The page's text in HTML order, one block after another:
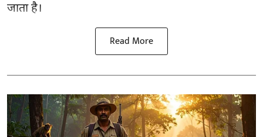
जाता है।
Read More